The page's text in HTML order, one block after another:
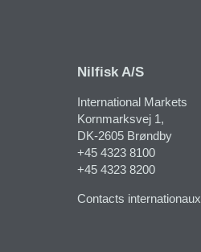
Nilfisk A/S
International Markets
Kornmarksvej 1​,
DK-2605 Brøndby
+45 4323 8100
+45 4323 8200
Contacts internationaux